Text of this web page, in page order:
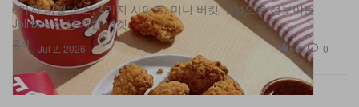
음식
6가지 디핑 소스, 4가지 사이즈, 미니 버킷 구성으로 선보이는
Jollibee 신상 치킨 너겟.
Jul 2, 2026 587 0